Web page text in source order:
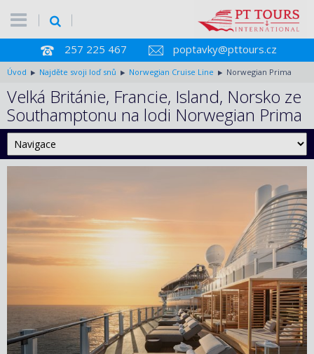
257 225 467 poptavky@pttours.cz
Úvod Najděte svoji loď snů Norwegian Cruise Line Norwegian Prima
Velká Británie, Francie, Island, Norsko ze
Southamptonu na lodi Norwegian Prima